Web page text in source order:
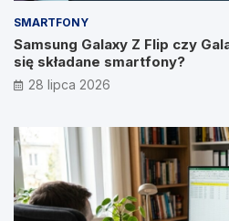
SMARTFONY
Samsung Galaxy Z Flip czy
się składane smartfony?
28 lipca 2026